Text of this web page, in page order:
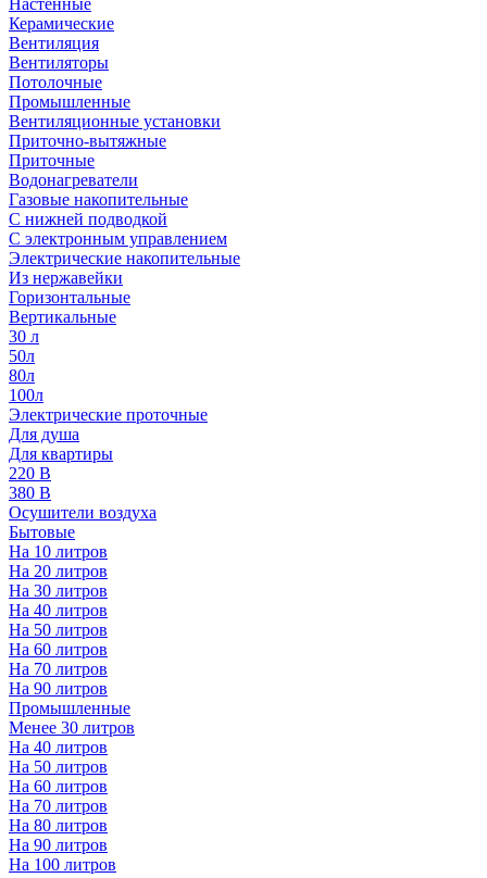
Настенные
Керамические
Вентиляция
Вентиляторы
Потолочные
Промышленные
Вентиляционные установки
Приточно-вытяжные
Приточные
Водонагреватели
Газовые накопительные
С нижней подводкой
С электронным управлением
Электрические накопительные
Из нержавейки
Горизонтальные
Вертикальные
30 л
50л
80л
100л
Электрические проточные
Для душа
Для квартиры
220 В
380 В
Осушители воздуха
Бытовые
На 10 литров
На 20 литров
На 30 литров
На 40 литров
На 50 литров
На 60 литров
На 70 литров
На 90 литров
Промышленные
Менее 30 литров
На 40 литров
На 50 литров
На 60 литров
На 70 литров
На 80 литров
На 90 литров
На 100 литров